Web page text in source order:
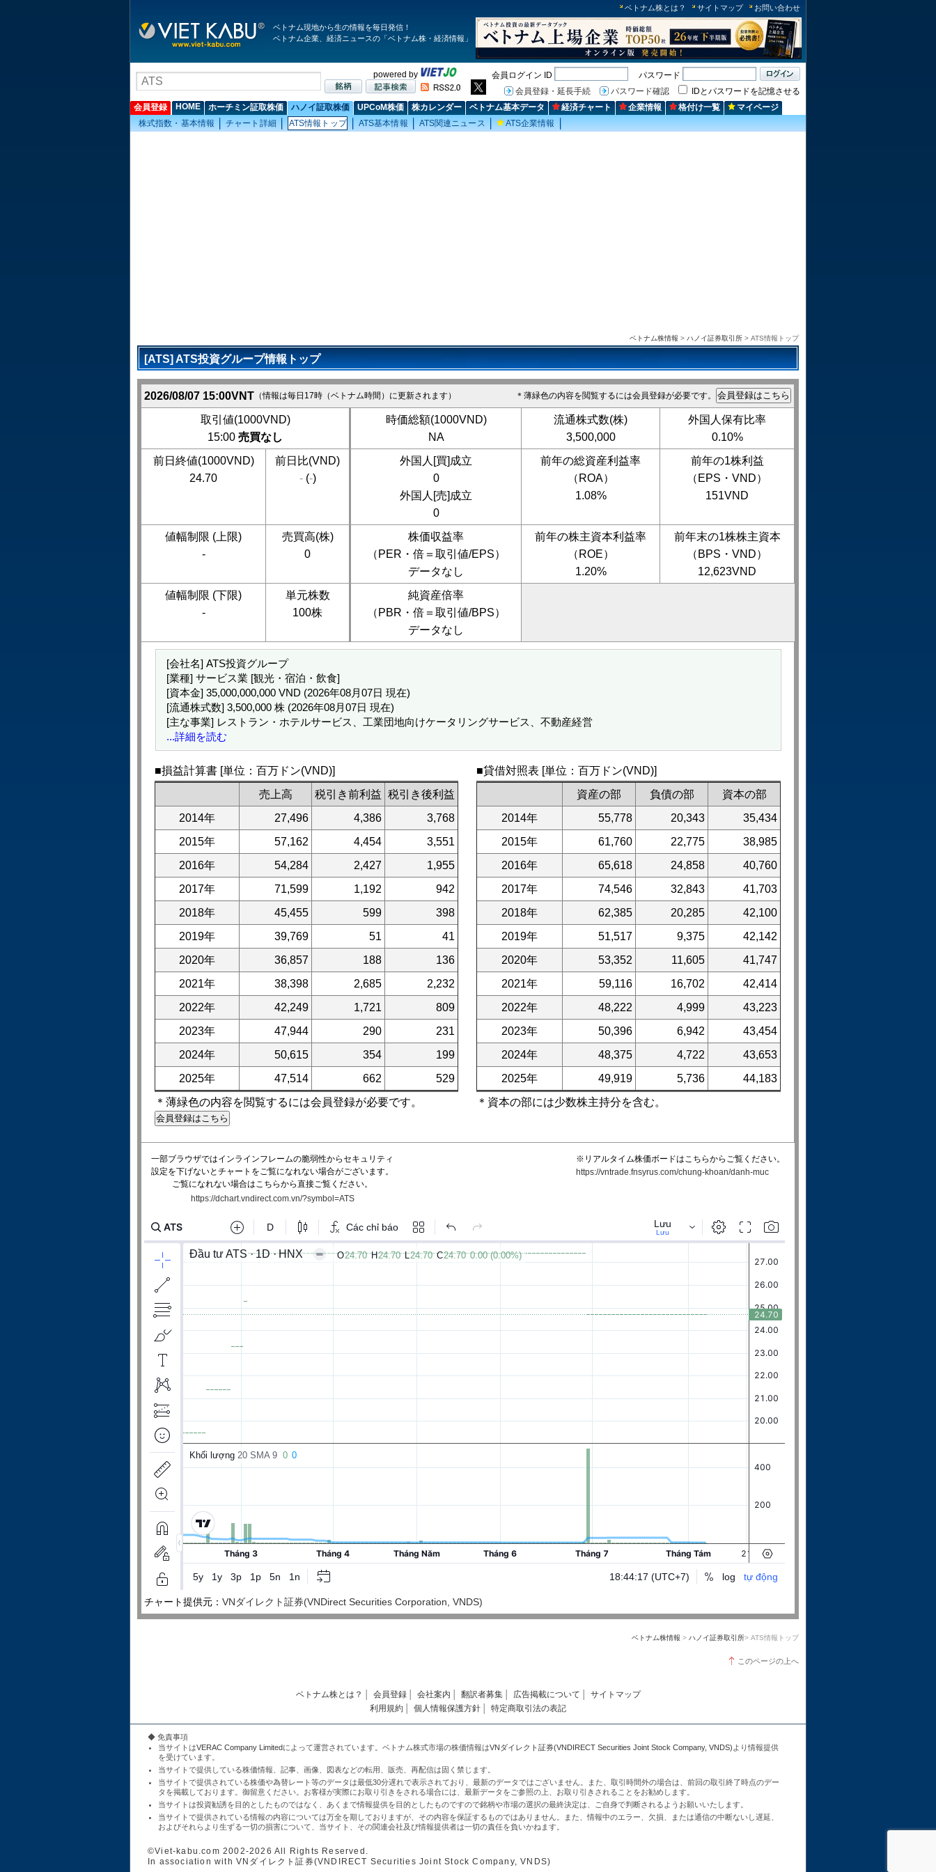
ベトナム株とは？ サイトマップ お問い合わせ
ベトナム現地から生の情報を毎日発信！
ベトナム企業、経済ニュースの「ベトナム株・経済情報」
powered by 会員ログイン ID
パスワード
会員登録・延長手続
パスワード確認
IDとパスワードを記憶させる
会員登録
HOME ホーチミン証取株価 ハノイ証取株価 UPCoM株価 株カレンダー ベトナム基本データ 経済チャート 企業情報 格付け一覧
マイページ
株式指数・基本情報
チャート詳細 ATS情報トップ ATS基本情報 ATS関連ニュース ATS企業情報
ベトナム株情報 > ハノイ証券取引所 > ATS情報トップ
[ATS] ATS投資グループ情報トップ
＊薄緑色の内容を閲覧するには会員登録が必要です。
2026/08/07 15:00VNT （情報は毎日17時（ベトナム時間）に更新されます）
取引値(1000VND)
15:00 売買なし
時価総額(1000VND)
NA
流通株式数(株)
3,500,000
外国人保有比率
0.10%
前日終値(1000VND)
24.70
前日比(VND)
-(-)
外国人[買]成立
0
外国人[売]成立
0
前年の総資産利益率
（ROA）
1.08%
前年の1株利益
（EPS・VND）
151VND
値幅制限 (上限)
-
売買高(株)
0
株価収益率
（PER・倍＝取引値/EPS）
データなし
前年の株主資本利益率
（ROE）
1.20%
前年末の1株株主資本
（BPS・VND）
12,623VND
値幅制限 (下限)
-
単元株数
100株
純資産倍率
（PBR・倍＝取引値/BPS）
データなし
[会社名] ATS投資グループ
[業種] サービス業 [観光・宿泊・飲食]
[資本金] 35,000,000,000 VND (2026年08月07日 現在)
[流通株式数] 3,500,000 株 (2026年08月07日 現在)
[主な事業] レストラン・ホテルサービス、工業団地向けケータリングサービス、不動産経営
...詳細を読む
■損益計算書 [単位：百万ドン(VND)]
売上高
税引き前利益 税引き後利益
2014年
27,496 4,386
3,768
2015年
57,162 4,454
3,551
2016年
54,284 2,427
1,955
2017年
71,599 1,192
942
2018年
45,455 599
398
2019年
39,769 51
41
2020年
36,857 188
136
2021年
38,398 2,685
2,232
2022年
42,249 1,721
809
2023年
47,944 290
231
2024年
50,615 354
199
2025年
47,514 662
529
＊薄緑色の内容を閲覧するには会員登録が必要です。
■貸借対照表 [単位：百万ドン(VND)]
資産の部
負債の部
資本の部
2014年
55,778 20,343
35,434
2015年
61,760 22,775
38,985
2016年
65,618 24,858
40,760
2017年
74,546 32,843
41,703
2018年
62,385 20,285
42,100
2019年
51,517 9,375
42,142
2020年
53,352 11,605
41,747
2021年
59,116 16,702
42,414
2022年
48,222 4,999
43,223
2023年
50,396 6,942
43,454
2024年
48,375 4,722
43,653
2025年
49,919 5,736
44,183
＊資本の部には少数株主持分を含む。
※リアルタイム株価ボードはこちらからご覧ください。
https://vntrade.fnsyrus.com/chung-khoan/danh-muc
一部ブラウザではインラインフレームの脆弱性からセキュリティ
設定を下げないとチャートをご覧になれない場合がございます。
ご覧になれない場合はこちらから直接ご覧ください。
https://dchart.vndirect.com.vn/?symbol=ATS
チャート提供元： VNダイレクト証券(VNDirect Securities Corporation, VNDS)
ベトナム株情報 > ハノイ証券取引所> ATS情報トップ
このページの上へ
ベトナム株とは？ 会員登録 会社案内 翻訳者募集 広告掲載について
サイトマップ
利用規約
個人情報保護方針 特定商取引法の表記
◆ 免責事項
当サイトはVERAC Company Limitedによって運営されています。ベトナム株式市場の株価情報はVNダイレクト証券(VNDIRECT Securities Joint Stock Company, VNDS) より情報提供
を受けています。
当サイトで提供している株価情報、記事、画像、図表などの転用、販売、再配信は固く禁じます。
当サイトで提供されている株価や為替レート等のデータは最低30分遅れで表示されており、最新のデータではございません。また、取引時間外の場合は、前回の取引終了時点のデー
タを掲載しております。御留意ください。お客様が実際にお取り引きをされる場合には、最新データをご参照の上、お取り引きされることをお勧めします。
当サイトは投資勧誘を目的としたものではなく、あくまで情報提供を目的としたものですので銘柄や市場の選択の最終決定は、ご自身で判断されるようお願いいたします。
当サイトで提供されている情報の内容については万全を期しておりますが、その内容を保証するものではありません。また、情報中のエラー、欠損、または通信の中断ないし遅延、
およびそれらより生ずる一切の損害について、当サイト、その関連会社及び情報提供者は一切の責任を負いかねます。
©Viet-kabu.com 2002-2026 All Rights Reserved.
In association with VNダイレクト証券(VNDIRECT Securities Joint Stock Company, VNDS)